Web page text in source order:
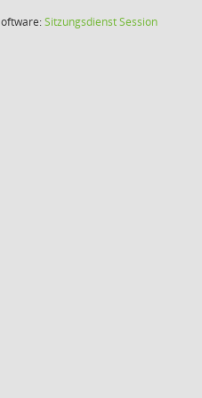
SitzungsdienstSession(Wird in